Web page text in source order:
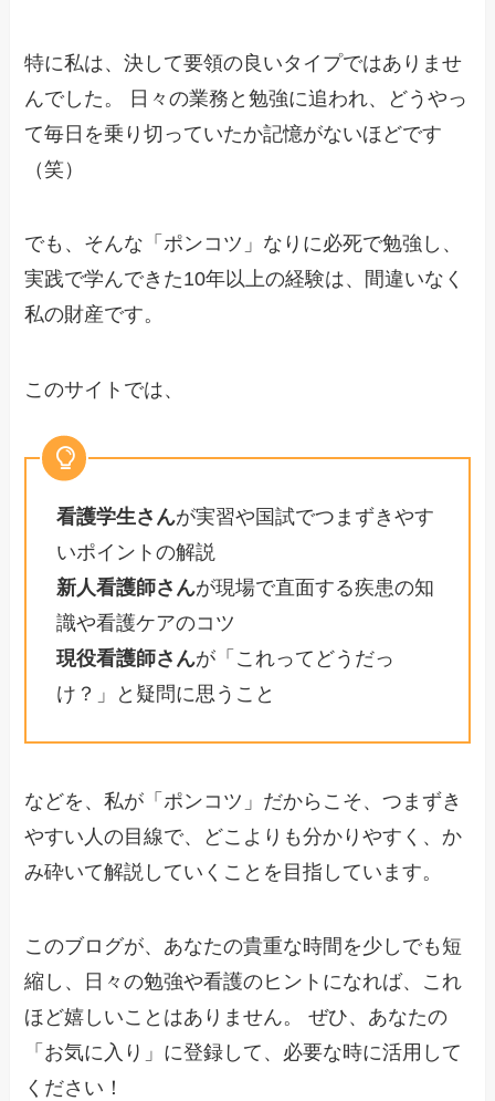
特に私は、決して要領の良いタイプではありませ
んでした。 日々の業務と勉強に追われ、どうやっ
て毎日を乗り切っていたか記憶がないほどです
（笑）
でも、そんな「ポンコツ」なりに必死で勉強し、
実践で学んできた10年以上の経験は、間違いなく
私の財産です。
このサイトでは、
看護学生さんが実習や国試でつまずきやす
いポイントの解説
新人看護師さんが現場で直面する疾患の知
識や看護ケアのコツ
現役看護師さんが「これってどうだっ
け？」と疑問に思うこと
などを、私が「ポンコツ」だからこそ、つまずき
やすい人の目線で、どこよりも分かりやすく、か
み砕いて解説していくことを目指しています。
このブログが、あなたの貴重な時間を少しでも短
縮し、日々の勉強や看護のヒントになれば、これ
ほど嬉しいことはありません。 ぜひ、あなたの
「お気に入り」に登録して、必要な時に活用して
ください！